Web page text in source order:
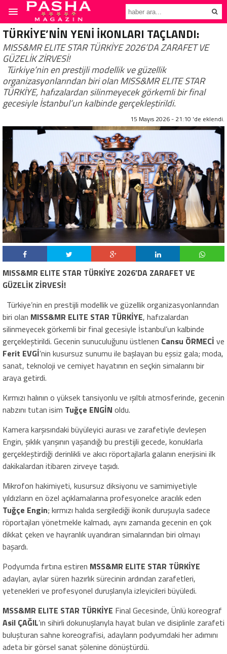
TÜRKİYE’NİN YENİ İKONLARI TAÇLANDI:
MISS&MR ELITE STAR TÜRKİYE 2026’DA ZARAFET VE
GÜZELİK ZİRVESİ!
Türkiye’nin en prestijli modellik ve güzellik
organizasyonlarından biri olan MISS&MR ELITE STAR
TÜRKİYE, hafızalardan silinmeyecek görkemli bir final
gecesiyle İstanbul’un kalbinde gerçekleştirildi.
15 Mayıs 2026 - 21:10 'de eklendi.
MISS&MR ELITE STAR TÜRKİYE 2026’DA ZARAFET VE
GÜZELİK ZİRVESİ!
Türkiye’nin en prestijli modellik ve güzellik organizasyonlarından
biri olan MISS&MR ELITE STAR TÜRKİYE, hafızalardan
silinmeyecek görkemli bir final gecesiyle İstanbul’un kalbinde
gerçekleştirildi. Gecenin sunuculuğunu üstlenen Cansu ÖRMECİ ve
Ferit EVGİ’nin kusursuz sunumu ile başlayan bu eşsiz gala; moda,
sanat, teknoloji ve cemiyet hayatının en seçkin simalarını bir
araya getirdi.
Kırmızı halının o yüksek tansiyonlu ve ışıltılı atmosferinde, gecenin
nabzını tutan isim Tuğçe ENGİN oldu.
Kamera karşısındaki büyüleyici aurası ve zarafetiyle devleşen
Engin, şıklık yarışının yaşandığı bu prestijli gecede, konuklarla
gerçekleştirdiği derinlikli ve akıcı röportajlarla galanın enerjisini ilk
dakikalardan itibaren zirveye taşıdı.
Mikrofon hakimiyeti, kusursuz diksiyonu ve samimiyetiyle
yıldızların en özel açıklamalarına profesyonelce aracılık eden
Tuğçe Engin; kırmızı halıda sergilediği ikonik duruşuyla sadece
röportajları yönetmekle kalmadı, aynı zamanda gecenin en çok
dikkat çeken ve hayranlık uyandıran simalarından biri olmayı
başardı.
Podyumda fırtına estiren MSS&MR ELITE STAR TÜRKİYE
adayları, aylar süren hazırlık sürecinin ardından zarafetleri,
yetenekleri ve profesyonel duruşlarıyla izleyicileri büyüledi.
MSS&MR ELITE STAR TÜRKİYE Final Gecesinde, Ünlü koreograf
Asil ÇAĞIL’ın sihirli dokunuşlarıyla hayat bulan ve disiplinle zarafeti
buluşturan sahne koreografisi, adayların podyumdaki her adımını
adeta bir görsel sanat şölenine dönüştürdü.